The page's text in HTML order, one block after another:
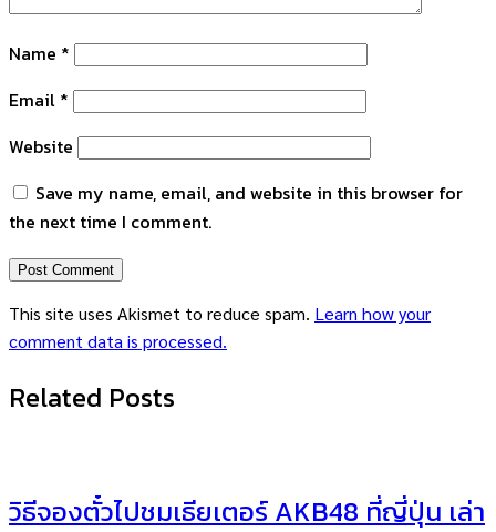
Name *
Email *
Website
Save my name, email, and website in this browser for
the next time I comment.
This site uses Akismet to reduce spam. Learn how your
comment data is processed.
Related Posts
วิธีจองตั๋วไปชมเธียเตอร์ AKB48 ที่ญี่ปุ่น เล่า